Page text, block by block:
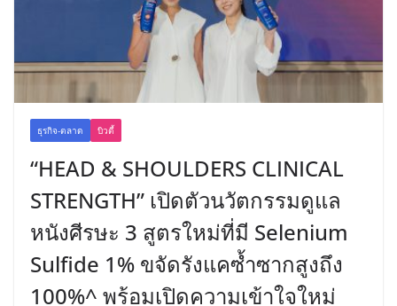
ธุรกิจ-ตลาด บิวตี้
“HEAD & SHOULDERS CLINICAL
STRENGTH” เปิดตัวนวัตกรรมดูแล
หนังศีรษะ 3 สูตรใหม่ที่มี Selenium
Sulfide 1% ขจัดรังแคซ้ำซากสูงถึง
100%^ พร้อมเปิดความเข้าใจใหม่